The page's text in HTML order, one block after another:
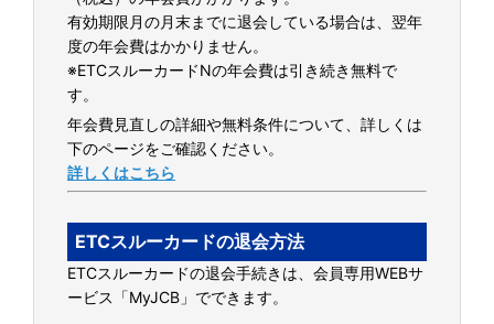
有効期限月の月末までに退会している場合は、翌年
度の年会費はかかりません。
※ETCスルーカードNの年会費は引き続き無料で
す。
年会費見直しの詳細や無料条件について、詳しくは
下のページをご確認ください。
詳しくはこちら
ETCスルーカードの退会方法
ETCスルーカードの退会手続きは、会員専用WEBサ
ービス「MyJCB」でできます。